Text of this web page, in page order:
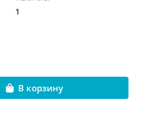
1
В корзину